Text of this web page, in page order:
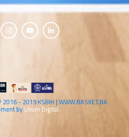
2016 - 2019 KSBIH | WWW.BASKET.BA
by Lilium Digital.